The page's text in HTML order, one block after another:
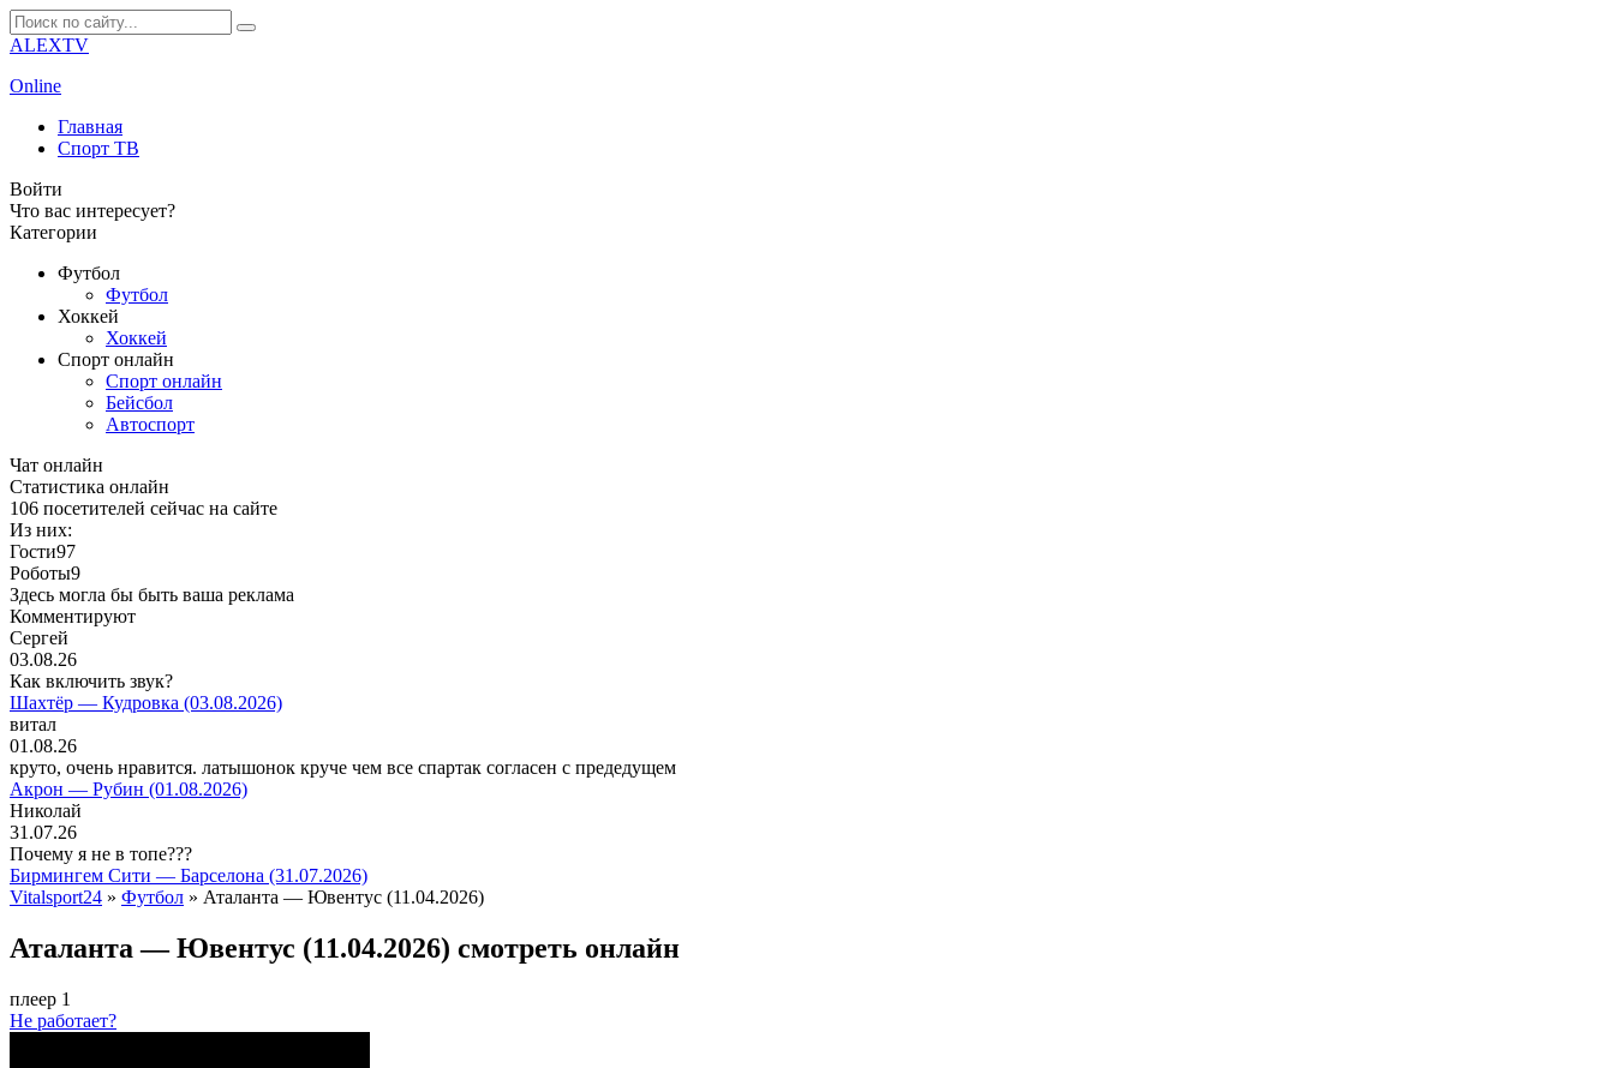
ALEXTV
Online
Главная
Спорт ТВ
Войти
Что вас интересует?
Категории
Футбол
Футбол
Хоккей
Хоккей
Спорт онлайн
Спорт онлайн
Бейсбол
Автоспорт
Чат онлайн
Cтатистика онлайн
106 посетителей сейчас на сайте
Из них:
Гости97
Роботы9
Здесь могла бы быть ваша реклама
Комментируют
Сергей
03.08.26
Как включить звук?
Шахтёр — Кудровка (03.08.2026)
витал
01.08.26
круто, очень нравится. латышонок круче чем все спартак согласен с предедущем
Акрон — Рубин (01.08.2026)
Николай
31.07.26
Почему я не в топе???
Бирмингем Сити — Барселона (31.07.2026)
Vitalsport24 » Футбол » Аталанта — Ювентус (11.04.2026)
Аталанта — Ювентус (11.04.2026) смотреть онлайн
плеер 1
Не работает?